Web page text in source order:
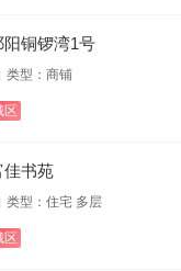
阳铜锣湾1号
类型：商铺
区
佳书苑
类型：住宅 多层
区